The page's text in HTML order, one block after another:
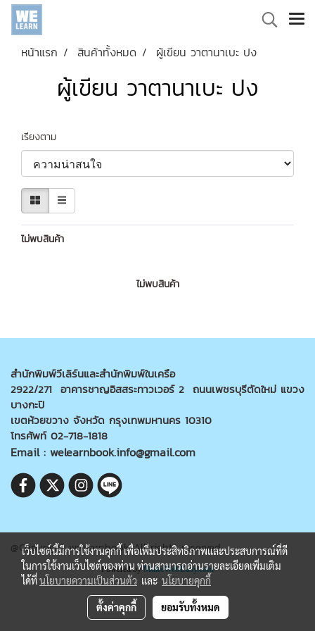
หน้าแรก สินค้าทั้งหมด ผู้เขียน วาตานาเบะ ปง
ผู้เขียน วาตานาเบะ ปง
เรียงตาม
ไม่พบสินค้า
ไม่พบสินค้า
สำนักพิมพ์วีเลิร์นและสำนักพิมพ์ในเครือ
2922/271 อาคารชาญอิสสระทาวเวอร์ 2 ถนนเพชรบุรีตัดใหม่ แขวง
บางกะปิ
เขตห้วยขวาง จังหวัด กรุงเทพมหานคร 10310
โทรศัพท์ 02-718-1818
Email : welearnbook.info@gmail.com
@Copyright welearnbook All rights reserved
Powered byMakeWebEasy.com
เว็บไซต์นี้มีการใช้งานคุกกี้ เพื่อเพิ่มประสิทธิภาพและประสบการณ์ที่ดี
ในการใช้งานเว็บไซต์ของท่าน ท่านสามารถอ่านรายละเอียดเพิ่มเติม
ได้ที่นโยบายความเป็นส่วนตัว และ นโยบายคุกกี้
ตั้งค่าคุกกี้ ยอมรับทั้งหมด